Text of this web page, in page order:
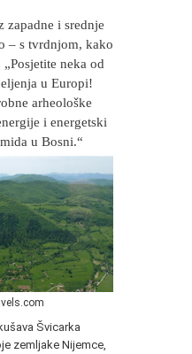
zapadne i srednje
– s tvrdnjom, kako
neka od
u Europi!
arheološke
i energetski
u Bosni.“
Švicarka
zemljake Nijemce,